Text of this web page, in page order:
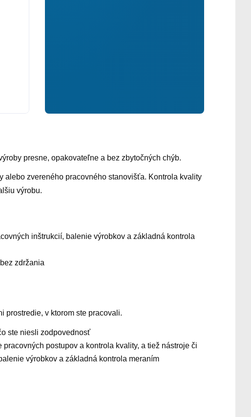
presne, opakovateľne a bez zbytočných chýb.
zvereného pracovného stanovišťa. Kontrola kvality
výrobu.
inštrukcií, balenie výrobkov a základná kontrola
zdržania
prostredie, v ktorom ste pracovali.
ste niesli zodpovednosť
postupov a kontrola kvality, a tiež nástroje či
výrobkov a základná kontrola meraním